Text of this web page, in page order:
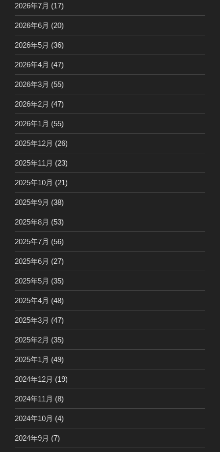
2026年7月 (17)
2026年6月 (20)
2026年5月 (36)
2026年4月 (47)
2026年3月 (55)
2026年2月 (47)
2026年1月 (55)
2025年12月 (26)
2025年11月 (23)
2025年10月 (21)
2025年9月 (38)
2025年8月 (53)
2025年7月 (56)
2025年6月 (27)
2025年5月 (35)
2025年4月 (48)
2025年3月 (47)
2025年2月 (35)
2025年1月 (49)
2024年12月 (19)
2024年11月 (8)
2024年10月 (4)
2024年9月 (7)